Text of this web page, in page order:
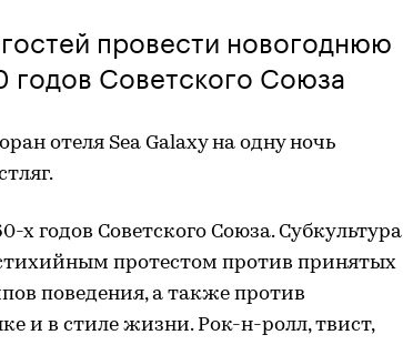
провести новогоднюю
годов Советского Союза
отеля ​Sea Galaxy на одну ночь
х годов Советского Союза. Субкультура
протестом против принятых
поведения, а также против
и в стиле жизни. Рок-н-ролл, твист,